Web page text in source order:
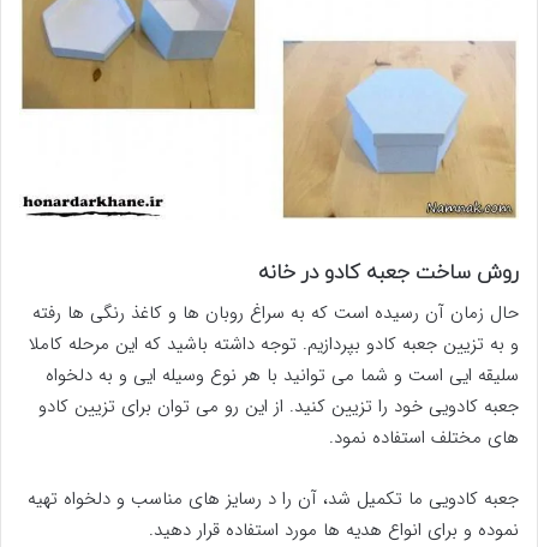
روش ساخت جعبه کادو در خانه
حال زمان آن رسیده است که به سراغ روبان ها و کاغذ رنگی ها رفته
و به تزیین جعبه کادو بپردازیم. توجه داشته باشید که این مرحله کاملا
سلیقه ایی است و شما می توانید با هر نوع وسیله ایی و به دلخواه
جعبه کادویی خود را تزیین کنید. از این رو می توان برای تزیین کادو
های مختلف استفاده نمود.
جعبه کادویی ما تکمیل شد، آن را د رسایز های مناسب و دلخواه تهیه
نموده و برای انواع هدیه ها مورد استفاده قرار دهید.